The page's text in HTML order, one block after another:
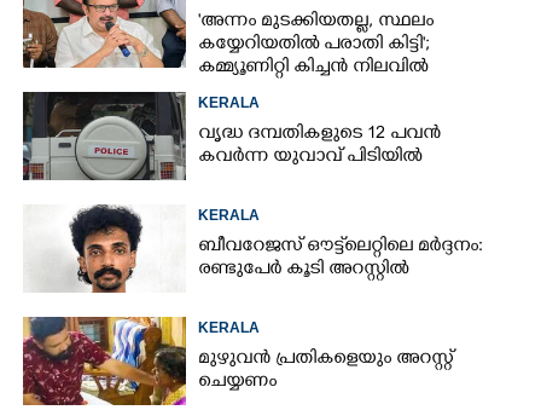
'അന്നം മുടക്കിയതല്ല, സ്ഥലം
കയ്യേറിയതിൽ പരാതി കിട്ടി';
കമ്മ്യൂണിറ്റി കിച്ചൻ നിലവിൽ
ആലപ്പുഴയിൽ മാത്രമെന്ന് മന്ത്രി
KERALA
വൃദ്ധ ദമ്പതികളുടെ 12 പവൻ
കവർന്ന യുവാവ് പിടിയിൽ
KERALA
ബീവറേജസ് ഔട്ട്‌ലെറ്റിലെ മർദ്ദനം:
രണ്ടുപേർ കൂടി അറസ്റ്റിൽ
KERALA
മുഴുവൻ പ്രതികളെയും അറസ്റ്റ്
ചെയ്യണം